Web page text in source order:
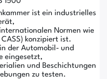
ist ein industrielles
Normen wie
CASS) konzipiert ist.
der Automobil- und
eingesetzt,
und Beschichtungen
zu testen.